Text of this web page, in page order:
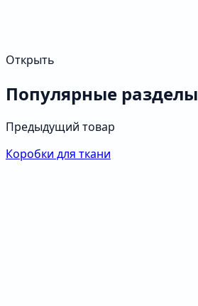
Открыть
Популярные разделы
Предыдущий товар
Коробки для ткани